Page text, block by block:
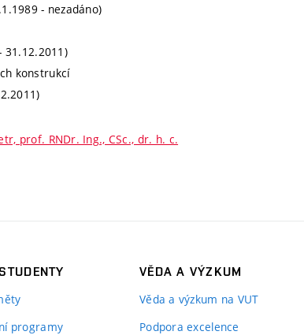
- nezadáno)
31.12.2011)
konstrukcí
prof. RNDr. Ing., CSc., dr. h. c.
programy
VĚDA A VÝZKUM
Věda a výzkum na VUT
Podpora excelence